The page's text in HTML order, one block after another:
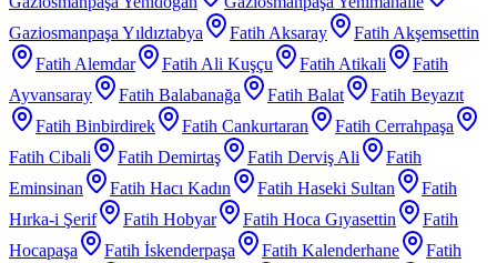
Gaziosmanpaşa Yıldıztabya
Fatih Aksaray
Fatih Akşemsettin
Fatih Alemdar
Fatih Ali Kuşçu Fatih Atikali
Fatih
Ayvansaray
Fatih Balabanağa Fatih Balat
Fatih Beyazıt
Fatih Binbirdirek
Fatih Cankurtaran
Fatih Cerrahpaşa
Fatih Cibali
Fatih Demirtaş Fatih Derviş Ali
Fatih
Eminsinan
Fatih Hacı Kadın Fatih Haseki Sultan
Fatih
Hırka-i Şerif
Fatih Hobyar Fatih Hoca Gıyasettin
Fatih
Hocapaşa
Fatih İskenderpaşa Fatih Kalenderhane Fatih